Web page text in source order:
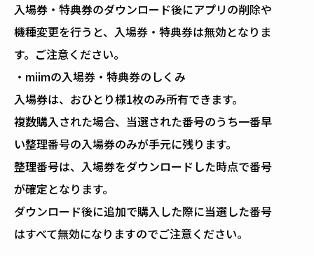
入場券・特典券のダウンロード後にアプリの削除や
機種変更を行うと、入場券・特典券は無効となりま
す。ご注意ください。
・miimの入場券・特典券のしくみ
入場券は、おひとり様1枚のみ所有できます。
複数購入された場合、当選された番号のうち一番早
い整理番号の入場券のみが手元に残ります。
整理番号は、入場券をダウンロードした時点で番号
が確定となります。
ダウンロード後に追加で購入した際に当選した番号
はすべて無効になりますのでご注意ください。